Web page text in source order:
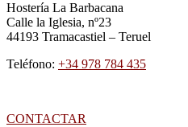
Hostería La Barbacana
Calle la Iglesia, nº23
44193 Tramacastiel – Teruel
Teléfono: +34 978 784 435
CONTACTAR